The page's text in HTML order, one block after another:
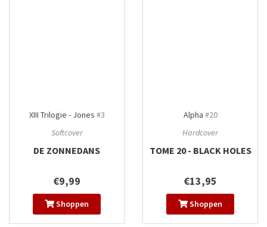
XIII Trilogie - Jones #3
Softcover
DE ZONNEDANS
€9,99
Shoppen
Alpha #20
Hardcover
TOME 20 - BLACK HOLES
€13,95
Shoppen